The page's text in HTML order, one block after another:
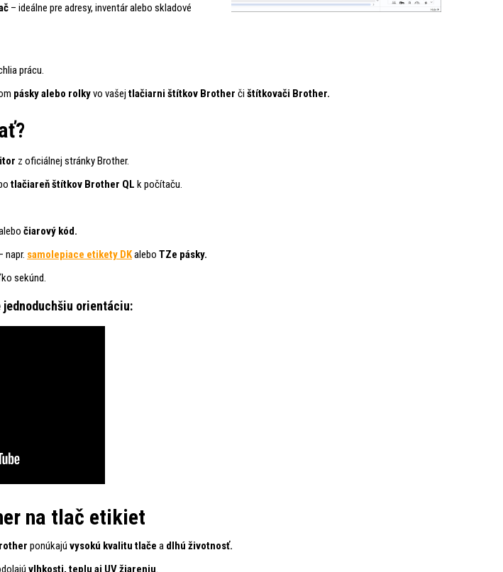
– ideálne pre adresy, inventár alebo skladové
prácu.
pásky alebo rolkyvo vašej tlačiarni štítkov Brother či štítkovači Brother.
z oficiálnej stránky Brother.
tlačiareň štítkov Brother QL k počítaču.
čiarový kód.
napr. samolepiace etikety DKalebo TZe pásky.
sekúnd.
jednoduchšiu orientáciu:
na tlač etikiet
ponúkajú vysokú kvalitu tlače a dlhú životnosť.
vlhkosti, teplu aj UV žiareniu.